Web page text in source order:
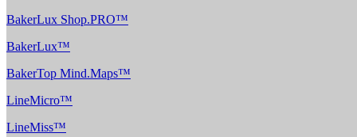
BakerLux Shop.PRO™
BakerLux™
BakerTop Mind.Maps™
LineMicro™
LineMiss™